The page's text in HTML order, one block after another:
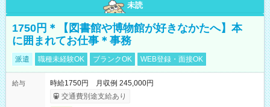
未読
1750円＊【図書館や博物館が好きなかたへ】本
に囲まれてお仕事＊事務
派遣 職種未経験OK ブランクOK WEB登録・面接OK
給与
時給1750円 月収例 245,000円
交通費別途支給あり